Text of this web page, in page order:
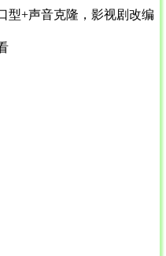
型+声音克隆，影视剧改编